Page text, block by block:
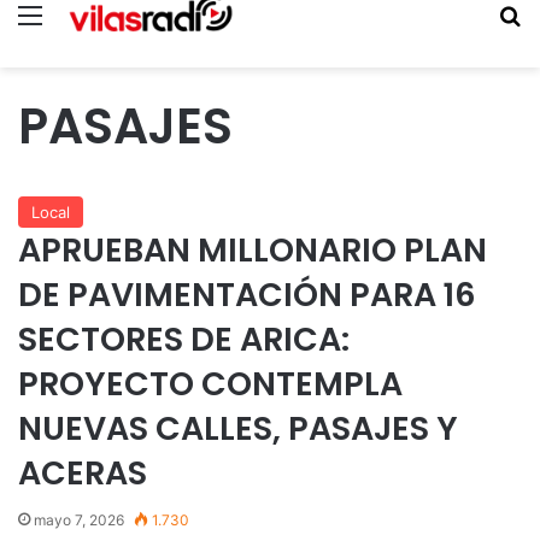
Menú
PASAJES
Local
APRUEBAN MILLONARIO PLAN
DE PAVIMENTACIÓN PARA 16
SECTORES DE ARICA:
PROYECTO CONTEMPLA
NUEVAS CALLES, PASAJES Y
ACERAS
mayo 7, 2026 1.730